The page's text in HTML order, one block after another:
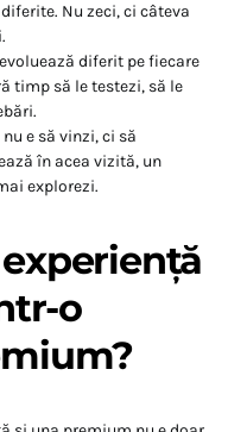
Nu zeci, ci câteva
diferit pe fiecare
timp să le testezi, să le
e să vinzi, ci să
în acea vizită, un
explorezi.
o